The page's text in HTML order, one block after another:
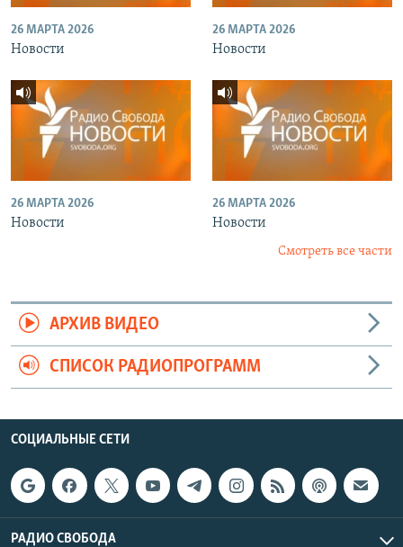
26 МАРТА 2026
Новости
26 МАРТА 2026
Новости
26 МАРТА 2026
Новости
26 МАРТА 2026
Новости
Смотреть все части
АРХИВ ВИДЕО
СПИСОК РАДИОПРОГРАММ
СОЦИАЛЬНЫЕ СЕТИ
РАДИО СВОБОДА